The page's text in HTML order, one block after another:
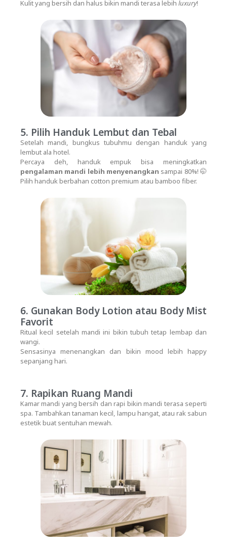
Kulit yang bersih dan halus bikin mandi terasa lebih luxury!
5. Pilih Handuk Lembut dan Tebal
Setelah mandi, bungkus tubuhmu dengan handuk yang
lembut ala hotel.
Percaya deh, handuk empuk bisa meningkatkan
pengalaman mandi lebih menyenangkan sampai 80%! 🤭
Pilih handuk berbahan cotton premium atau bamboo fiber.
6. Gunakan Body Lotion atau Body Mist
Favorit
Ritual kecil setelah mandi ini bikin tubuh tetap lembap dan
wangi.
Sensasinya menenangkan dan bikin mood lebih happy
sepanjang hari.
7. Rapikan Ruang Mandi
Kamar mandi yang bersih dan rapi bikin mandi terasa seperti
spa. Tambahkan tanaman kecil, lampu hangat, atau rak sabun
estetik buat sentuhan mewah.